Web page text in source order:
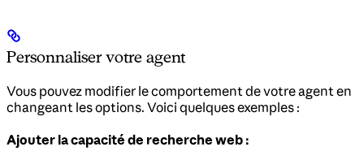
Personnaliser votre agent
Vous pouvez modifier le comportement de votre agent en
changeant les options. Voici quelques exemples :
Ajouter la capacité de recherche web :